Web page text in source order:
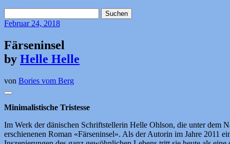
nach:
Februar24, 2018
Färseninsel
by Helle Helle
von Bories vom Berg
Minimalistische Tristesse
Im Werk der dänischen Schriftstellerin Helle Ohlson, die unter dem
erschienenen Roman «Färseninsel». Als der Autorin im Jahre 2011